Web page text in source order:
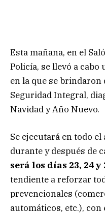
Esta mañana, en el
Policía, se llevó a
en la que se brindaron
Seguridad Integral,
Navidad y Año Nuevo.
Se ejecutará en todo
durante y después de
será los días 23, 24
tendiente a reforzar
prevencionales
automáticos, etc.),